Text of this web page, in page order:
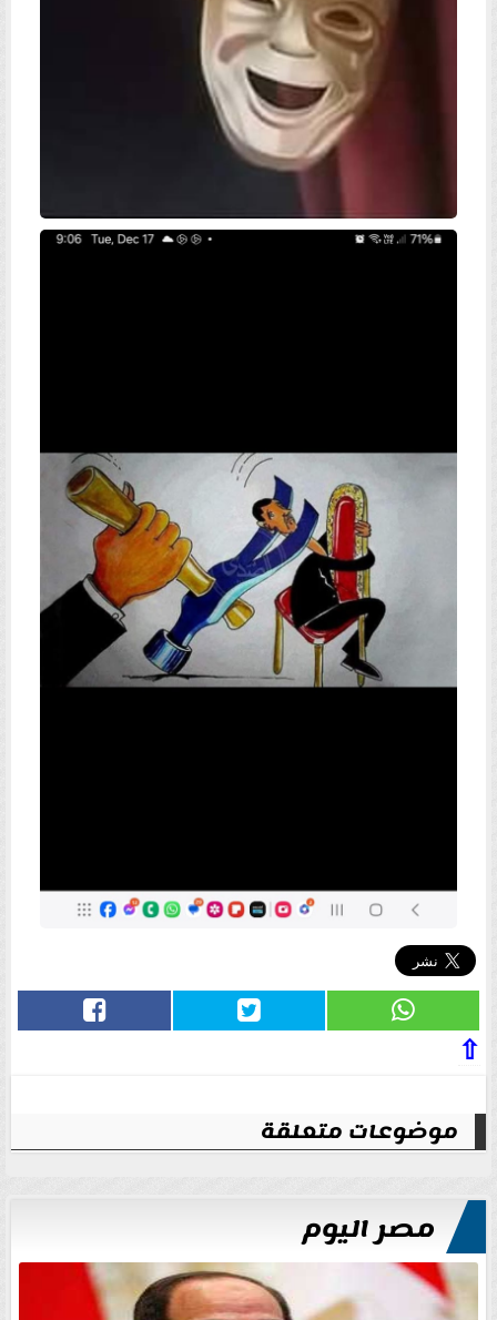
⇧
موضوعات متعلقة
مصر اليوم